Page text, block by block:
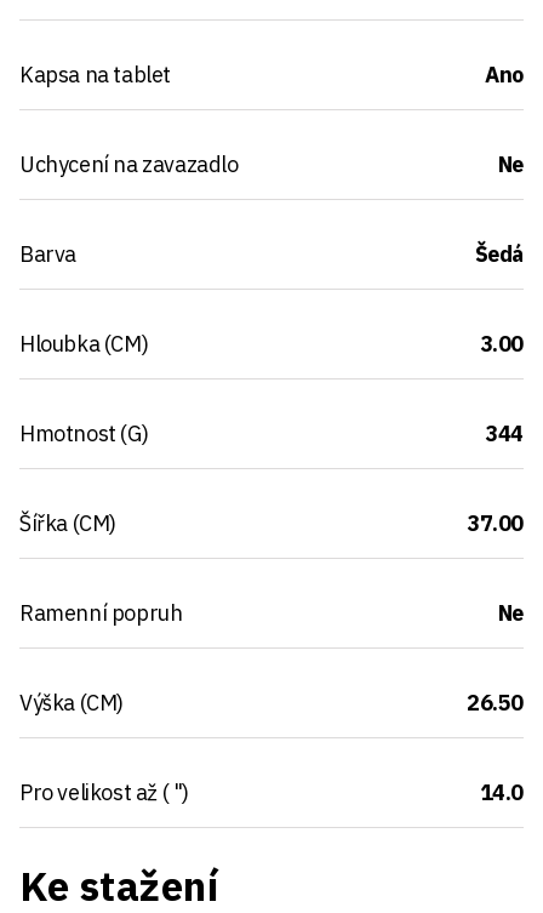
Kapsa na tablet Ano
Uchycení na zavazadlo Ne
Barva Šedá
Hloubka (CM) 3.00
Hmotnost (G) 344
Šířka (CM) 37.00
Ramenní popruh Ne
Výška (CM) 26.50
Pro velikost až ( ") 14.0
Ke stažení